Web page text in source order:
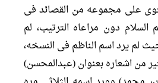
علی مجموعه من القصائد فی
السلام دون مراعاه الترتیب، لم
لم یرد اسم الناظم فی النسخه،
من اشعاره بعنوان (عبدالمحسن)